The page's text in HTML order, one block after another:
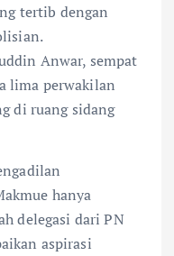
tertib dengan
Anwar, sempat
lima perwakilan
di ruang sidang
hanya
delegasi dari PN
aspirasi